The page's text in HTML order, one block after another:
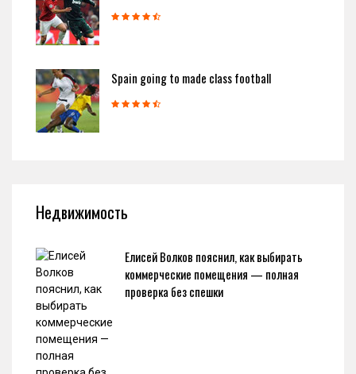
Spain going to made class football
Недвижимость
Елисей Волков пояснил, как выбирать
коммерческие помещения — полная
проверка без спешки